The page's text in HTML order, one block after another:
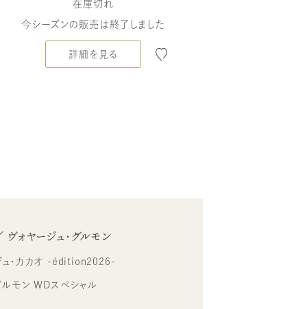
在庫切れ
今シーズンの販売は終了しました
詳細を見る
ヴォヤージュ・グルモン
ュ・カカオ -édition2026-
ルモン WDスペシャル